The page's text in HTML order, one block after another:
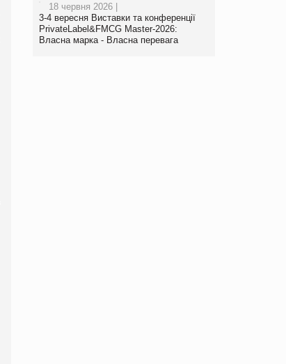
18 червня 2026 |
3-4 вересня Виставки та конференції
PrivateLabel&FMCG Master-2026:
Власна марка - Власна перевага